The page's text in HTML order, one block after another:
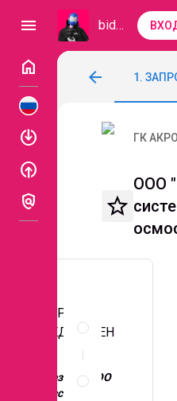
menu bidzaar
home
enable
enable
policy
arrow_back
ООО
1.
по
ГК
star_border
ООО
ЗАПРОС
ПРЕДЛОЖЕН
Заказчик: ООО
Брасско